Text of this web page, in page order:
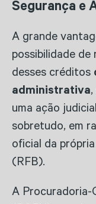
Segurança e
A grande
possibilidade
desses créditos
administrativa,
uma ação
sobretudo, em
oficial da
(RFB).
A Procuradoria-